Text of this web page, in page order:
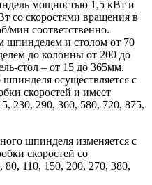
мощностью 1,5 кВт и
со скоростями вращения в
мин соответственно.
шпинделем и столом от 70
до колонны от 200 до
стол – от 15 до 365мм.
осуществляется с
скоростей и имеет
230, 290, 360, 580, 720, 875,
шпинделя изменяется с
скоростей со
110, 150, 200, 270, 380,